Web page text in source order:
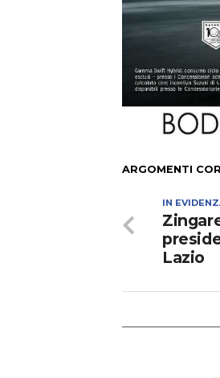
ARGOMENTI
IN
Lazio